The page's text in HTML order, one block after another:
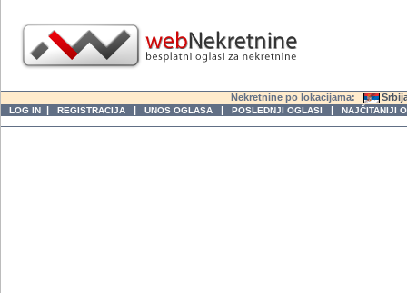
Nekretnine po lokacijama:
LOG IN | REGISTRACIJA | UNOS OGLASA | POSLEDNJI OGLASI | NAJČITANIJI